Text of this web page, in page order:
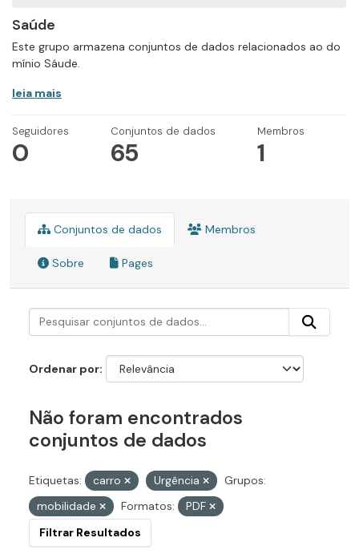
Saúde
Este grupo armazena conjuntos de dados relacionados ao do
mínio Sáude.
leia mais
Seguidores
0
Conjuntos de dados
65
Membros
1
Conjuntos de dados Membros
Sobre Pages
Ordenar por
Não foram encontrados
conjuntos de dados
Etiquetas: carro Urgência
Grupos:
mobilidade
Formatos:
PDF
Filtrar Resultados